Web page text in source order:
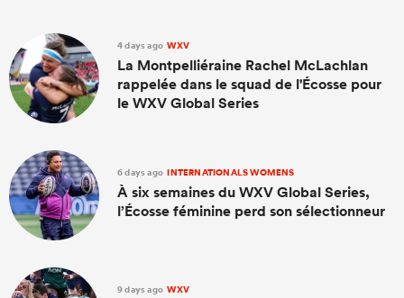
4 days ago WXV
La Montpelliéraine Rachel McLachlan
rappelée dans le squad de l'Écosse pour
le WXV Global Series
6 days ago INTERNATIONALS WOMENS
À six semaines du WXV Global Series,
l’Écosse féminine perd son sélectionneur
9 days ago WXV